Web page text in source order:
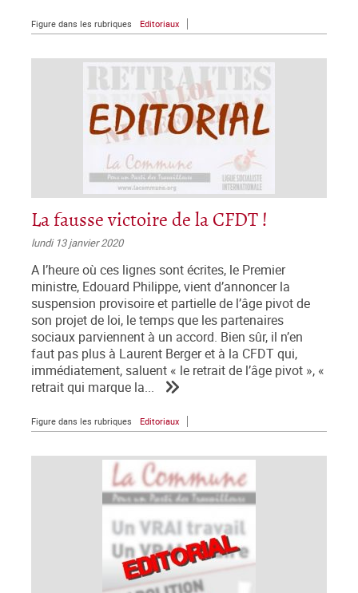
Figure dans les rubriques Editoriaux
La fausse victoire de la CFDT !
lundi 13 janvier 2020
A l’heure où ces lignes sont écrites, le Premier
ministre, Edouard Philippe, vient d’annoncer la
suspension provisoire et partielle de l’âge pivot de
son projet de loi, le temps que les partenaires
sociaux parviennent à un accord. Bien sûr, il n’en
faut pas plus à Laurent Berger et à la CFDT qui,
immédiatement, saluent « le retrait de l’âge pivot », «
retrait qui marque la...
Figure dans les rubriques Editoriaux